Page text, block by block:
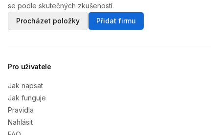
se podle skutečných zkušeností.
Procházet položky
Přidat firmu
Pro uživatele
Jak napsat
Jak funguje
Pravidla
Nahlásit